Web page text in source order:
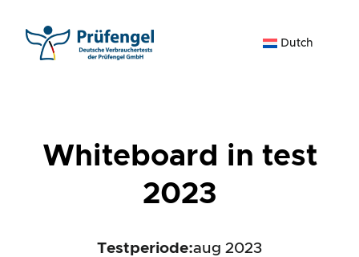
naar
Dutch
Whiteboard in test
2023
Testperiode:aug 2023